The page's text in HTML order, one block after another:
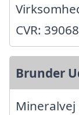
CVR:
Brunder
Mineralvej